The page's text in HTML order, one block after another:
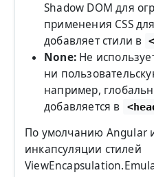
Shadow DOM для
применения CSS
добавляет стили в
None: Не
ни
например,
добавляется в
По умолчанию Angular
инкапсуляции стилей